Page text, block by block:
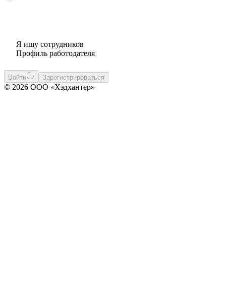
Я ищу сотрудников
Профиль работодателя
Войти Зарегистрироваться
© 2026 ООО «Хэдхантер»